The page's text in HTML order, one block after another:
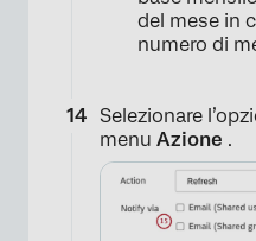
del mese in
numero di
Selezionare
menu Azione .